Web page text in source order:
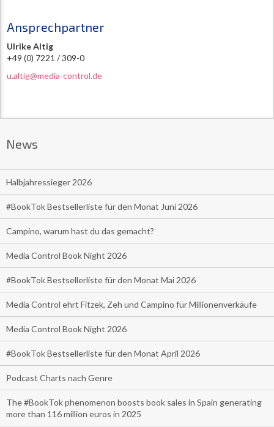
Ansprechpartner
Ulrike Altig
+49 (0) 7221 / 309-0
u.altig@media-control.de
News
Halbjahressieger 2026
#BookTok Bestsellerliste für den Monat Juni 2026
Campino, warum hast du das gemacht?
Media Control Book Night 2026
#BookTok Bestsellerliste für den Monat Mai 2026
Media Control ehrt Fitzek, Zeh und Campino für Millionenverkäufe
Media Control Book Night 2026
#BookTok Bestsellerliste für den Monat April 2026
Podcast Charts nach Genre
The #BookTok phenomenon boosts book sales in Spain generating
more than 116 million euros in 2025